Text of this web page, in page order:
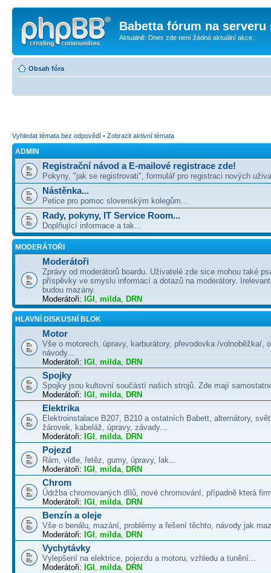
Babetta fórum na serveru
Aktuálně: Dnes zde není žádná aktuální akce...
Obsah fóra
Vyhledat témata bez odpovědí • Zobrazit aktivní témata
ADMIN
Registrační návod a E-mailové registrace zde!
Pokyny, "jak se registrovati", formulář pro registraci nových
Nástěnka...
Petice pro pomoc slovenským kolegům...
Rady, pokyny, IT Service Room...
Doplňující informace a tak...
MODERÁTOŘI
Moderátoři
Zprávy od moderátorů boardu. Uživatelé zde sice mohou také
příspěvky ve smyslu informací a dotazů na moderátory.
budou mazány.
Moderátoři: IGI , milda, DRN
HLAVNÍ DISKUSNÍ BLOK
Motor
Vše o motorech, úpravy, karburátory, převodovka /volnoběžka/,
návody...
Moderátoři: IGI , milda, DRN
Spojky
Spojky jsou kultovní součástí našich strojů. Zde mají
Moderátoři: IGI , milda, DRN
Elektrika
Elektroinstalace B207, B210 a ostatních Babett, alternátory,
žárovek, kabeláž, úpravy, závady...
Moderátoři: IGI , milda, DRN
Pojezd
Rám, vidle, řetěz, gumy, úpravy, lak...
Moderátoři: IGI , milda, DRN
Chrom
Údržba chromovaných dílů, nové chromování, případně která
Moderátoři: IGI , milda, DRN
Benzín a oleje
Vše o benálu, mazání, problémy a řešení těchto, návody jak
Moderátoři: IGI , milda, DRN
Vychytávky
Vylepšení na elektrice, pojezdu a motoru, vzhledu a tunění...
Moderátoři: IGI , milda, DRN